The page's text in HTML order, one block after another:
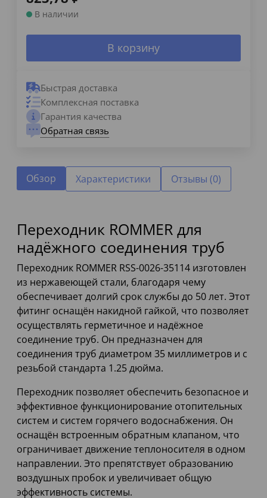
В наличии
В корзину
Быстрая доставка
Комплексная поставка
Гарантия качества
Обратная связь
Обзор Характеристики Отзывы (0)
Переходник ROMMER для
надёжного соединения труб
Переходник ROMMER RSS-0026-35114 изготовлен
из нержавеющей стали, благодаря чему
обеспечивает долгий срок службы до 50 лет. Этот
фитинг оснащён накидной гайкой, что позволяет
осуществлять герметичное и надёжное
соединение труб. Он предназначен для
соединения труб диаметром 35 миллиметров и с
резьбой стандарта 1.25 дюйма.
Переходник позволяет обеспечить безопасное и
эффективное функционирование отопительных
систем и систем горячего водоснабжения. Он
оснащён встроенным обратным клапаном, что
ограничивает движение теплоносителя в одном
направлении. Это препятствует образованию
воздушных пробок и увеличивает общую
эффективность системы.